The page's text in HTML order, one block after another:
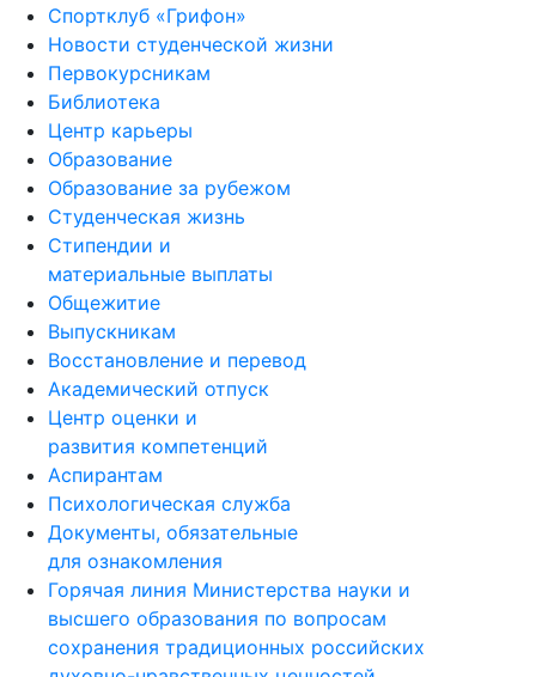
Спортклуб «Грифон»
Новости студенческой жизни
Первокурсникам
Библиотека
Центр карьеры
Образование
Образование за рубежом
Студенческая жизнь
Стипендии и
материальные выплаты
Общежитие
Выпускникам
Восстановление и перевод
Академический отпуск
Центр оценки и
развития компетенций
Аспирантам
Психологическая служба
Документы, обязательные
для ознакомления
Горячая линия Министерства науки и
высшего образования по вопросам
сохранения традиционных российских